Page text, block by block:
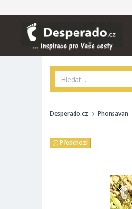
Desperado.cz Phonsavan
Předchozí